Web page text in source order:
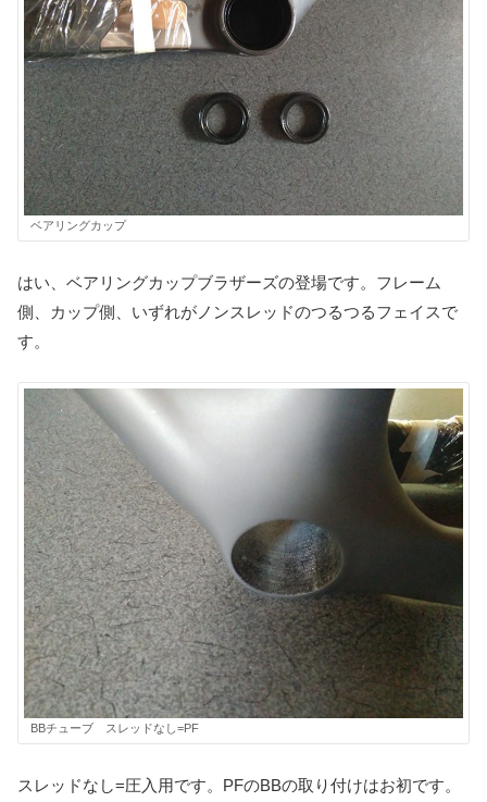
ベアリングカップ
はい、ベアリングカップブラザーズの登場です。フレーム
側、カップ側、いずれがノンスレッドのつるつるフェイスで
す。
BBチューブ スレッドなし=PF
スレッドなし=圧入用です。PFのBBの取り付けはお初です。